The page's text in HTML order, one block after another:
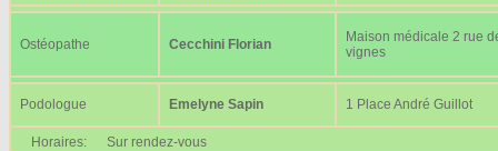
Ostéopathe Cecchini Florian
Maison médicale 2 rue
vignes
Podologue Emelyne Sapin 1 Place André Guillot
Horaires: Sur rendez-vous